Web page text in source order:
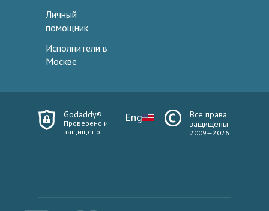
Личный
помощник
Исполнители в
Москве
Godaddy®
Проверено и
защищено
Eng
Все права
защищены
2009—2026